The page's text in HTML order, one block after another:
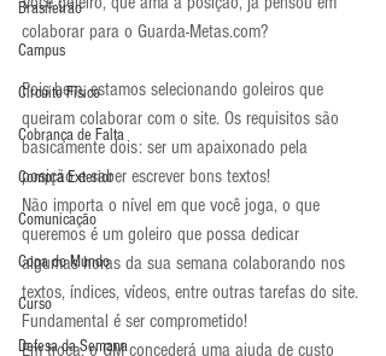
Brasileirão
Campus
Circuito Físico
Cobrança de Falta
Compra Exterior
Comunicação
Copa do Mundo
Curso
Defesa da Semana
colaborar para o Guarda-Metas.com?
Pois bem, estamos selecionando goleiros que
queiram colaborar com o site. Os requisitos são
basicamente dois: ser um apaixonado pela
posição e saber escrever bons textos!
Não importa o nível em que você joga, o que
queremos é um goleiro que possa dedicar
algumas horas da sua semana colaborando nos
textos, índices, vídeos, entre outras tarefas do site.
Fundamental é ser comprometido!
Em troca, o GM concederá uma ajuda de custo